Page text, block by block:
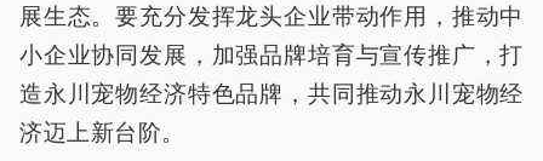
展生态。要充分发挥龙头企业带动作用，推动中
小企业协同发展，加强品牌培育与宣传推广，打
造永川宠物经济特色品牌，共同推动永川宠物经
济迈上新台阶。